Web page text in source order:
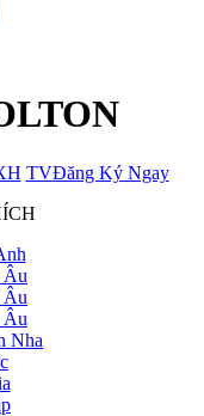
TVĐăng Ký Ngay
x
Âu
Âu
Âu
Nha